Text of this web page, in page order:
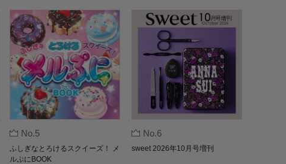
No.5
ふしぎなとろけるスクイーズ！ メ
ルぷにBOOK
No.6
sweet 2026年10月号増刊